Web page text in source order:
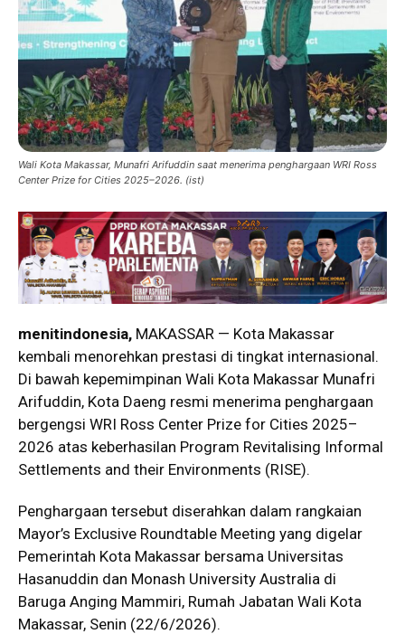
Wali Kota Makassar, Munafri Arifuddin saat menerima penghargaan WRI Ross
Center Prize for Cities 2025–2026. (ist)
menitindonesia, MAKASSAR — Kota Makassar
kembali menorehkan prestasi di tingkat internasional.
Di bawah kepemimpinan Wali Kota Makassar Munafri
Arifuddin, Kota Daeng resmi menerima penghargaan
bergengsi WRI Ross Center Prize for Cities 2025–
2026 atas keberhasilan Program Revitalising Informal
Settlements and their Environments (RISE).
Penghargaan tersebut diserahkan dalam rangkaian
Mayor’s Exclusive Roundtable Meeting yang digelar
Pemerintah Kota Makassar bersama Universitas
Hasanuddin dan Monash University Australia di
Baruga Anging Mammiri, Rumah Jabatan Wali Kota
Makassar, Senin (22/6/2026).